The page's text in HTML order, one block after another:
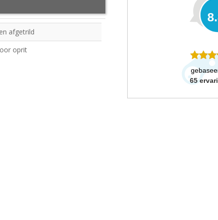
afgetrild
oprit
65